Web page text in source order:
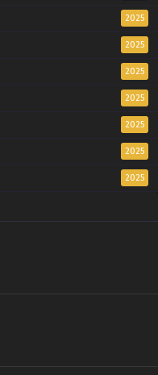
2025
2025
2025
2025
2025
2025
2025